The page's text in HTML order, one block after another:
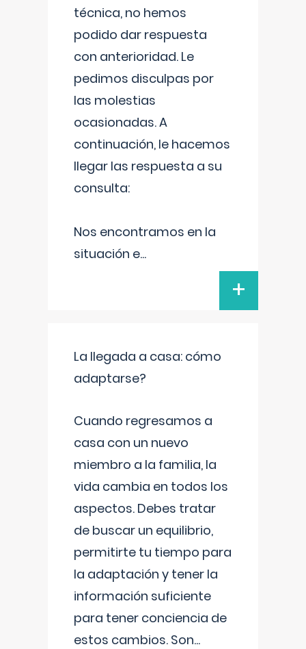
técnica, no hemos
podido dar respuesta
con anterioridad. Le
pedimos disculpas por
las molestias
ocasionadas. A
continuación, le hacemos
llegar las respuesta a su
consulta:
Nos encontramos en la
situación e...
+
La llegada a casa: cómo
adaptarse?
Cuando regresamos a
casa con un nuevo
miembro a la familia, la
vida cambia en todos los
aspectos. Debes tratar
de buscar un equilibrio,
permitirte tu tiempo para
la adaptación y tener la
información suficiente
para tener conciencia de
estos cambios. Son...